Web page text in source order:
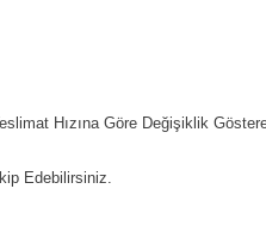
Hızına Göre Değişiklik
Edebilirsiniz.